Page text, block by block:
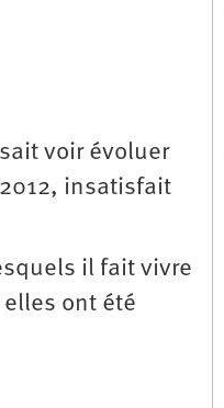
voir évoluer
insatisfait
il fait vivre
ont été